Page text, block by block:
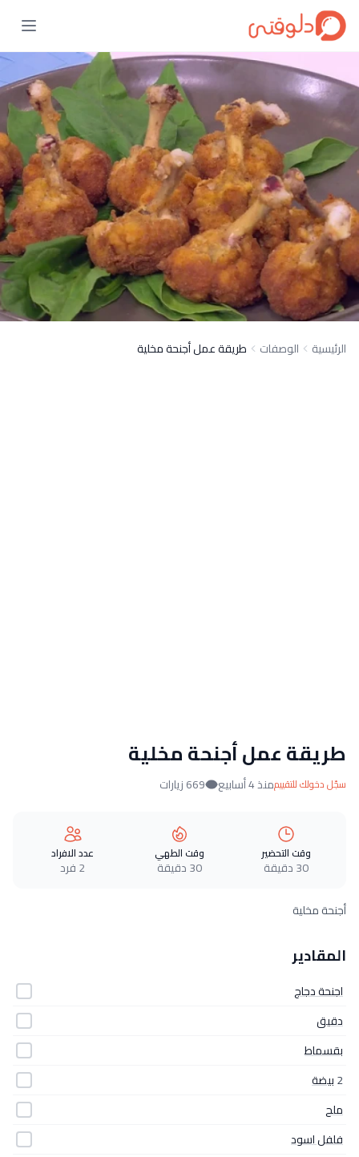
الرئيسية الوصفات طريقة عمل أجنحة مخلية
طريقة عمل أجنحة مخلية
سجّل دخولك للتقييممنذ 4 أسابيع 669 زيارات
وقت التحضير
30 دقيقة
وقت الطهي
30 دقيقة
عدد الافراد
2 فرد
أجنحة مخلية
المقادير
اجنحة دجاج
دقيق
بقسماط
2بيضة
ملح
فلفل اسود